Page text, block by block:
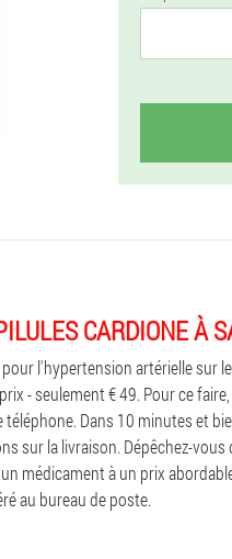
CARDIONE À
l'hypertension artérielle sur
- seulement € 49. Pour ce
Dans 10 minutes et
sur la livraison. Dépêchez-
médicament à un prix
au bureau de poste.